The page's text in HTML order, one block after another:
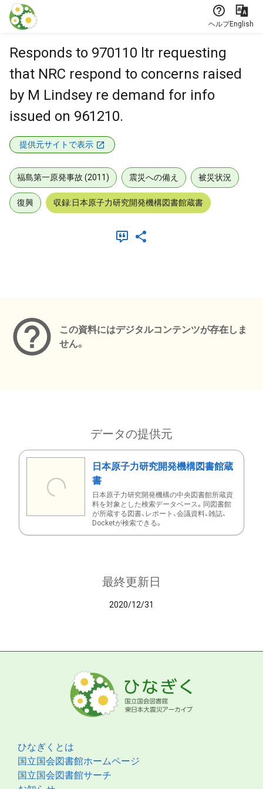
本文に飛ぶ
ヘルプEnglish
Responds to 970110 ltr requesting
that NRC respond to concerns raised
by M Lindsey re demand for info
issued on 961210.
提供元サイトで表示
福島第一原発事故 (2011) 震災への備え 被災状況
復興 収録:日本原子力研究開発機構図書館蔵書
この資料にはデジタルコンテンツが存在しま
せん。
データの提供元
日本原子力研究開発機構図書館蔵
書
日本原子力研究開発機構の中央図書館所蔵資
料を対象とした検索データベース。同図書館
が所蔵する図書、レポート、会議資料、雑誌、
Docketが検索できる。
最終更新日
2020/12/31
ひなぎくとは
国立国会図書館ホームページ
国立国会図書館サーチ